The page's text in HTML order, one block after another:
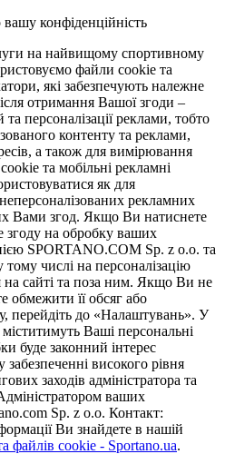
конфіденційність
на найвищому спортивному
файли cookie та
які забезпечують належне
отримання Вашої згоди –
персоналізації реклами, тобто
контенту та реклами,
а також для вимірювання
та мобільні рекламні
як для
рекламних
Вами згод. Якщо Ви натиснете
згоду на обробку ваших
SPORTANO.COM Sp. z o.o. та
числі на персоналізацію
на сайті та поза ним. Якщо Ви не
обмежити її обсяг або
перейдіть до «Налаштувань». У
Ваші персональні
буде законний інтерес
забезпеченні високого рівня
заходів адміністратора та
ваших
Sp. z o.o. Контакт:
Ви знайдете в нашій
файлів cookie - Sportano.ua.